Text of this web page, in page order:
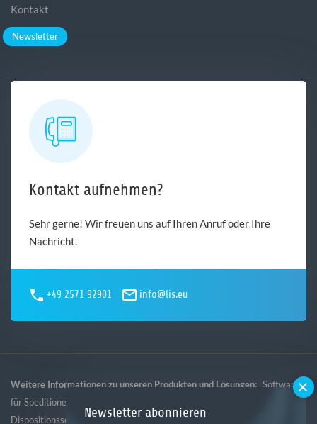
Kontakt
Newsletter
Kontakt aufnehmen?
Sehr gerne! Wir freuen uns auf Ihren Anruf oder Ihre
Nachricht.
+49 2571 92901 info@lis.eu
Weitere Informationen zu unseren Produkten und Lösungen: Software
für Speditionen
Dispositionssoftware
Newsletter abonnieren